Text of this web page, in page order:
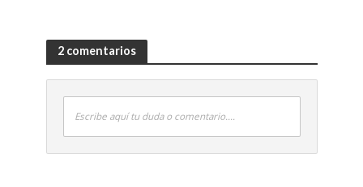
2 comentarios
Escribe aquí tu duda o comentario....